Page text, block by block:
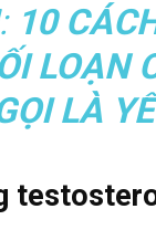
10
LOẠN
LÀ